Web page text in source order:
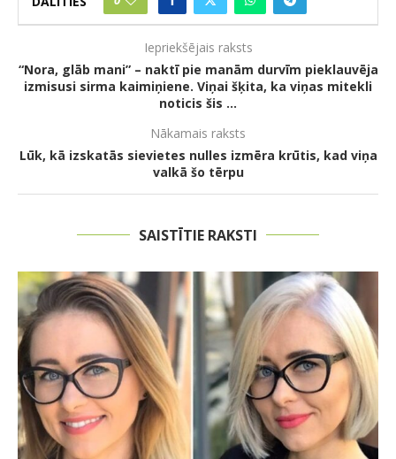
Iepriekšējais raksts
“Nora, glāb mani” – naktī pie manām durvīm pieklauvēja
izmisusi sirma kaimiņiene. Viņai šķita, ka viņas mitekli
noticis šis …
Nākamais raksts
Lūk, kā izskatās sievietes nulles izmēra krūtis, kad viņa
valkā šo tērpu
SAISTĪTIE RAKSTI